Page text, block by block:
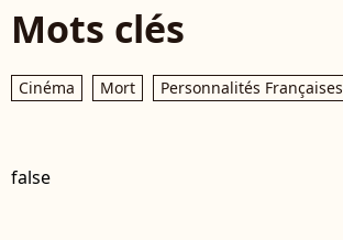
Mots clés
Cinéma Mort Personnalités Françaises
false